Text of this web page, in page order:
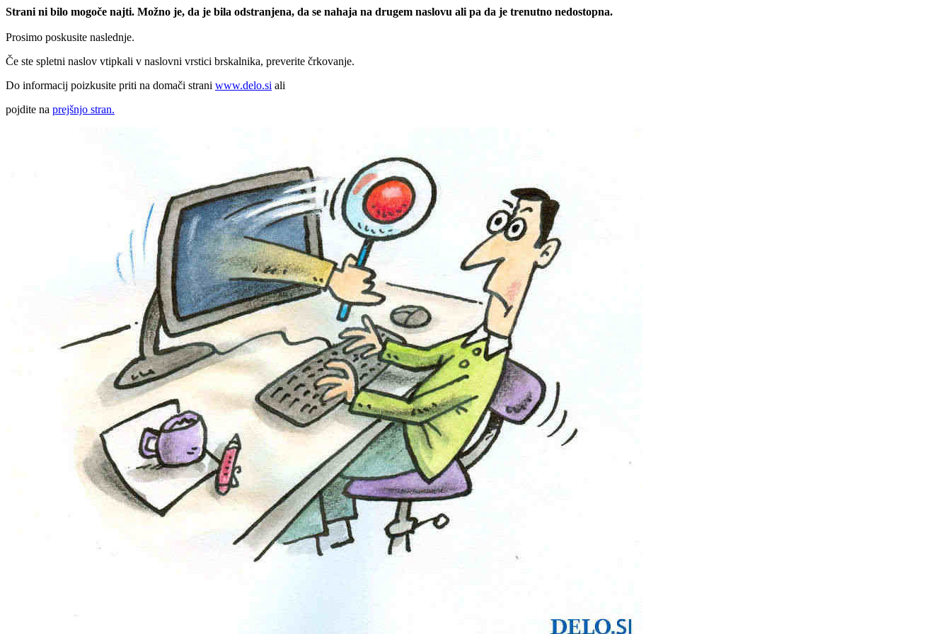
Strani ni bilo mogoče najti. Možno je, da je bila odstranjena, da se nahaja na drugem naslovu ali pa da je trenutno nedostopna.
Prosimo poskusite naslednje.
Če ste spletni naslov vtipkali v naslovni vrstici brskalnika, preverite črkovanje.
Do informacij poizkusite priti na domači strani www.delo.si ali
pojdite na prejšnjo stran.